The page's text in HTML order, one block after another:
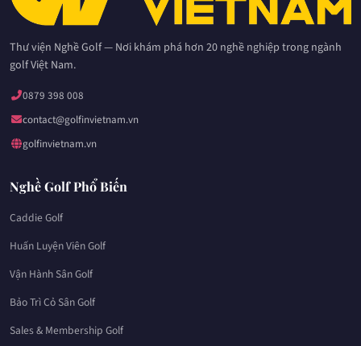
Thư viện Nghề Golf — Nơi khám phá hơn 20 nghề nghiệp trong ngành
golf Việt Nam.
0879 398 008
contact@golfinvietnam.vn
golfinvietnam.vn
Nghề Golf Phổ Biến
Caddie Golf
Huấn Luyện Viên Golf
Vận Hành Sân Golf
Bảo Trì Cỏ Sân Golf
Sales & Membership Golf